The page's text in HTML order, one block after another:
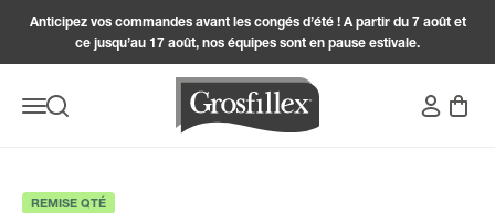
Anticipez vos commandes avant les congés d’été ! A partir du 7 août et
ce jusqu’au 17 août, nos équipes sont en pause estivale.
MenuRecherche
Grosfillex
Connexion
Panier
REMISE QTÉ